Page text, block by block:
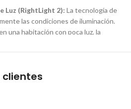
Luz (RightLight 2): La tecnología de
las condiciones de iluminación.
una habitación con poca luz, la
Ruido:El micrófono integrado está
clientes